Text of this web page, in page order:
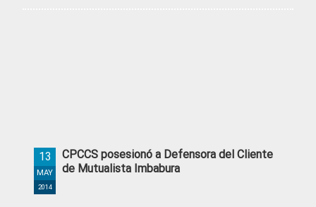
CPCCS posesionó a Defensora del Cliente
de Mutualista Imbabura
13
MAY
2014